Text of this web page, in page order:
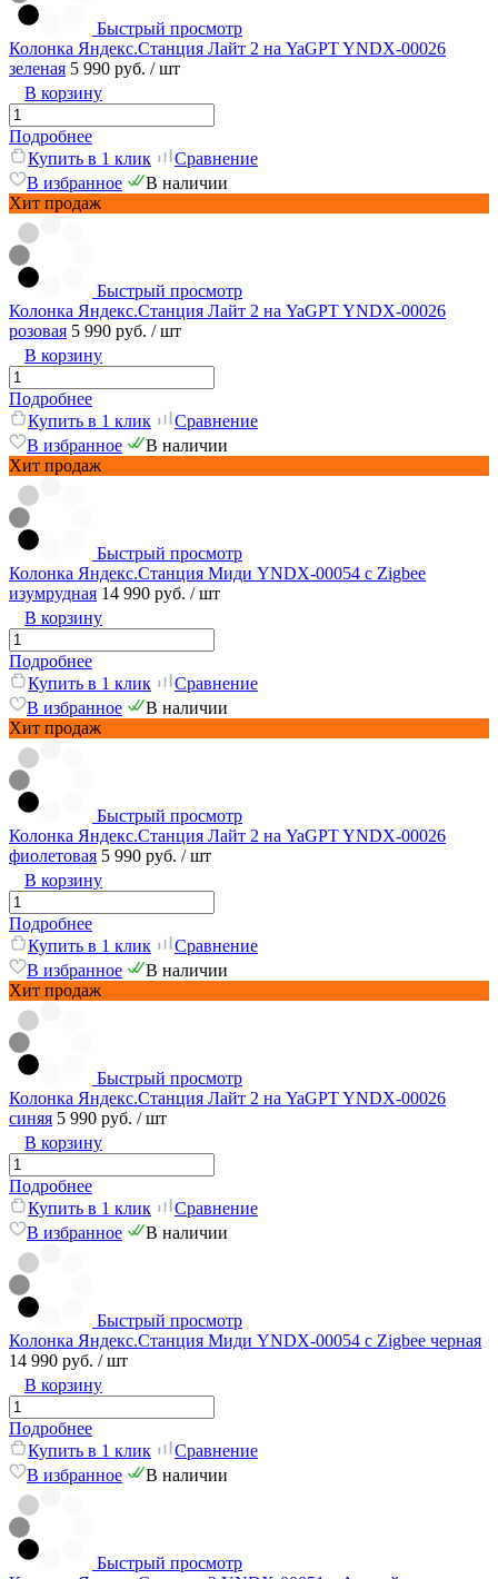
Быстрый просмотр
Колонка Яндекс.Станция Лайт 2 на YaGPT YNDX-00026
зеленая 5 990 руб. / шт
В корзину
Подробнее
Купить в 1 клик
Сравнение
В избранное
В наличии
Хит продаж
Быстрый просмотр
Колонка Яндекс.Станция Лайт 2 на YaGPT YNDX-00026
розовая 5 990 руб. / шт
В корзину
Подробнее
Купить в 1 клик
Сравнение
В избранное
В наличии
Хит продаж
Быстрый просмотр
Колонка Яндекс.Станция Миди YNDX-00054 с Zigbee
изумрудная 14 990 руб. / шт
В корзину
Подробнее
Купить в 1 клик
Сравнение
В избранное
В наличии
Хит продаж
Быстрый просмотр
Колонка Яндекс.Станция Лайт 2 на YaGPT YNDX-00026
фиолетовая 5 990 руб. / шт
В корзину
Подробнее
Купить в 1 клик
Сравнение
В избранное
В наличии
Хит продаж
Быстрый просмотр
Колонка Яндекс.Станция Лайт 2 на YaGPT YNDX-00026
синяя 5 990 руб. / шт
В корзину
Подробнее
Купить в 1 клик
Сравнение
В избранное
В наличии
Быстрый просмотр
Колонка Яндекс.Станция Миди YNDX-00054 с Zigbee черная
14 990 руб. / шт
В корзину
Подробнее
Купить в 1 клик
Сравнение
В избранное
В наличии
Быстрый просмотр